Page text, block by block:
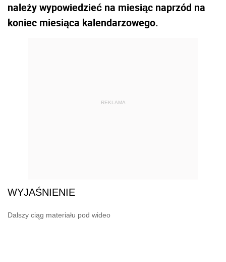
należy wypowiedzieć na miesiąc naprzód na
koniec miesiąca kalendarzowego.
REKLAMA
WYJAŚNIENIE
Dalszy ciąg materiału pod wideo